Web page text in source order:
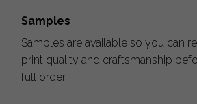
Samples
Samples are available so you can
print quality and craftsmanship
full order.